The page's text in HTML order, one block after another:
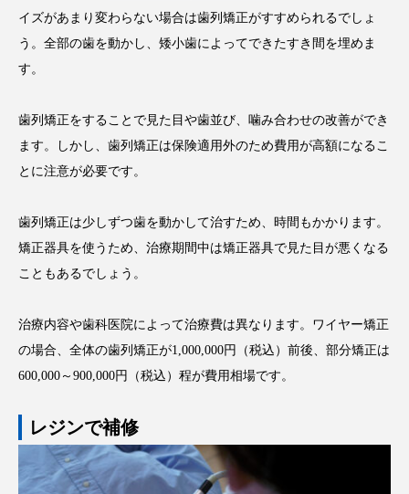
イズがあまり変わらない場合は歯列矯正がすすめられるでしょ
う。全部の歯を動かし、矮小歯によってできたすき間を埋めま
す。
歯列矯正をすることで見た目や歯並び、噛み合わせの改善ができ
ます。しかし、歯列矯正は保険適用外のため費用が高額になるこ
とに注意が必要です。
歯列矯正は少しずつ歯を動かして治すため、時間もかかります。
矯正器具を使うため、治療期間中は矯正器具で見た目が悪くなる
こともあるでしょう。
治療内容や歯科医院によって治療費は異なります。ワイヤー矯正
の場合、全体の歯列矯正が1,000,000円（税込）前後、部分矯正は
600,000～900,000円（税込）程が費用相場です。
レジンで補修